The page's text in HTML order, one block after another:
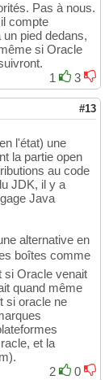
Pas à nous.
compte
pied dedans,
si Oracle
1
3
#13
l'état) une
la partie open
au code
JDK, il y a
Java
alternative en
boîtes comme
si Oracle venait
quand même
si oracle ne
et la
2
0